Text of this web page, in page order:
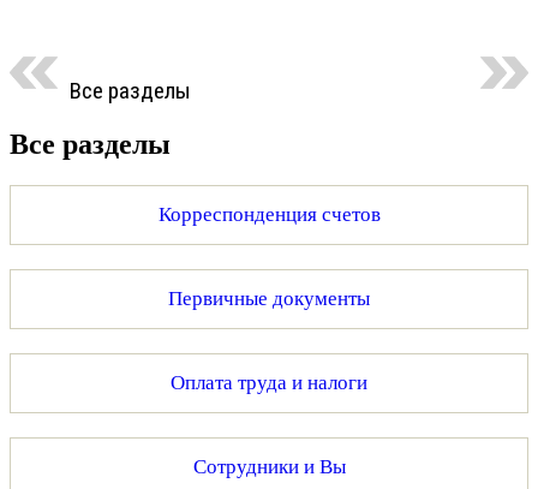
Все разделы
Все разделы
Корреспонденция счетов
Первичные документы
Оплата труда и налоги
Сотрудники и Вы